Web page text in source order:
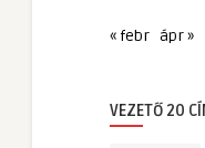
« febr ápr »
VEZETŐ 20